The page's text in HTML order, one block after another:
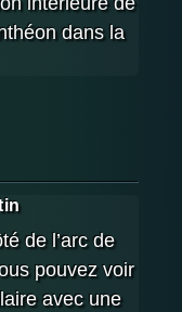
dans la
de l’arc de
pouvez voir
avec une